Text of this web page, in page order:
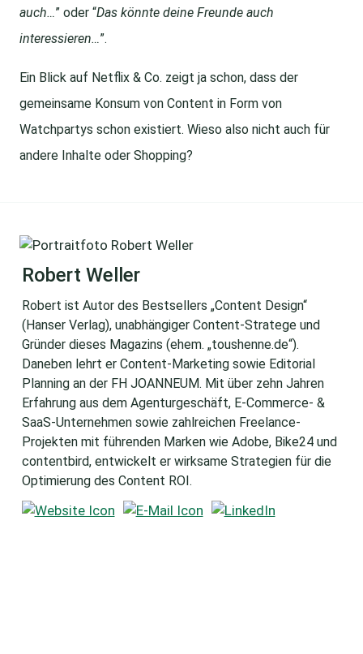
auch…” oder “Das könnte deine Freunde auch
interessieren…”.
Ein Blick auf Netflix & Co. zeigt ja schon, dass der
gemeinsame Konsum von Content in Form von
Watchpartys schon existiert. Wieso also nicht auch für
andere Inhalte oder Shopping?
Robert Weller
Robert ist Autor des Bestsellers „Content Design“
(Hanser Verlag), unabhängiger Content-Stratege und
Gründer dieses Magazins (ehem. „toushenne.de“).
Daneben lehrt er Content-Marketing sowie Editorial
Planning an der FH JOANNEUM. Mit über zehn Jahren
Erfahrung aus dem Agenturgeschäft, E-Commerce- &
SaaS-Unternehmen sowie zahlreichen Freelance-
Projekten mit führenden Marken wie Adobe, Bike24 und
contentbird, entwickelt er wirksame Strategien für die
Optimierung des Content ROI.